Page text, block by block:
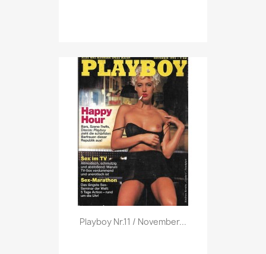
Vorschau
Playboy Nr.11 / November...